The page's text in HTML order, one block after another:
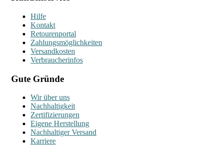
Hilfe
Kontakt
Retourenportal
Zahlungsmöglichkeiten
Versandkosten
Verbraucherinfos
Gute Gründe
Wir über uns
Nachhaltigkeit
Zertifizierungen
Eigene Herstellung
Nachhaltiger Versand
Karriere